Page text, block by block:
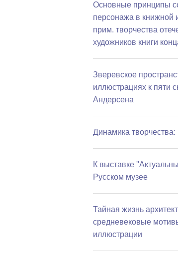
Основные принципы
персонажа в книжной
прим. творчества
художников книги
Зверевское
иллюстрациях к пяти
Андерсена
Динамика
К выставке
Русском музее
Тайная жизнь
средневековые
иллюстрации